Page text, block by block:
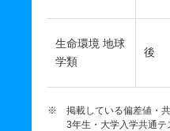
生命環境 地球
学類
後
※ 掲載している偏差値・共
3年生・大学入学共通